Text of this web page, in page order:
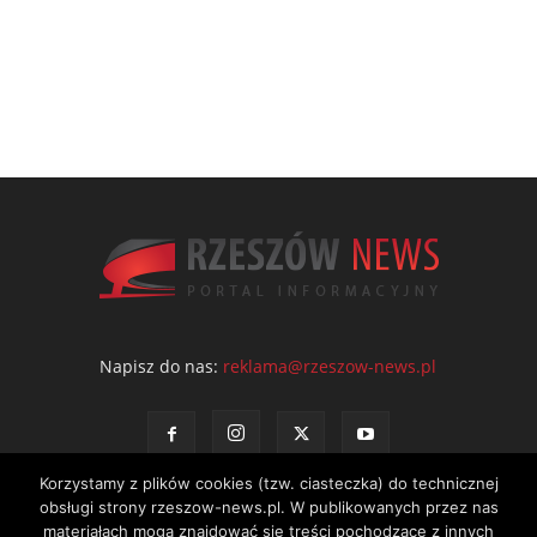
Napisz do nas: reklama@rzeszow-news.pl
Korzystamy z plików cookies (tzw. ciasteczka) do technicznej
obsługi strony rzeszow-news.pl. W publikowanych przez nas
materiałach mogą znajdować się treści pochodzące z innych